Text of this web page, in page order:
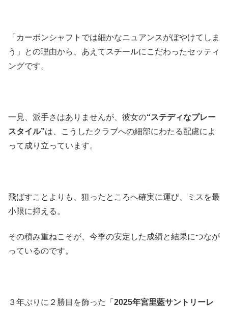
「カーボンシャフトでは細かなニュアンスがぼやけてしま
う」との理由から、あえてスチールにこだわったセッティ
ングです。
一見、派手さはありませんが、彼女の“ステディなプレー
スタイル”は、こうしたクラブへの細部にわたる配慮によ
って成り立っています。
飛ばすことよりも、狙ったところへ確実に運び、ミスを最
小限に抑える。
その積み重ねこそが、今季の安定した成績と結果につなが
っているのです。
３年ぶりに２勝目を飾った「 2025年宮里藍サントリーレ